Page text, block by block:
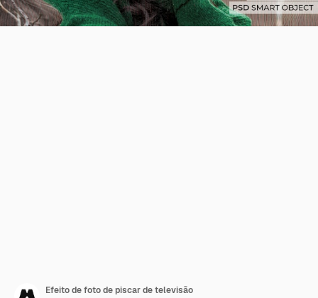
Efeito de foto de piscar de televisão